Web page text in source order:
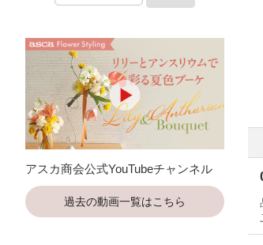
アスカ商会公式YouTubeチャンネル
過去の動画一覧はこちら